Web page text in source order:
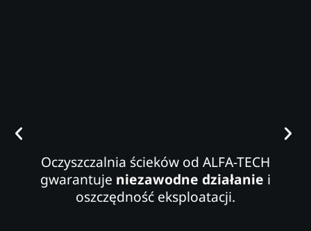
Oczyszczalnia ścieków od ALFA-TECH
gwarantuje niezawodne działanie i
oszczędność eksploatacji.